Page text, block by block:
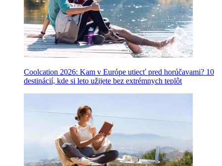
Coolcation 2026: Kam v Európe utiecť pred horúčavami? 10
destinácií, kde si leto užijete bez extrémnych teplôt